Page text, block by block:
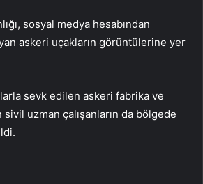
sosyal medya hesabından
askeri uçakların görüntülerine yer
sevk edilen askeri fabrika ve
uzman çalışanların da bölgede